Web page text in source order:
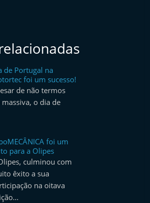
de Portugal na
foi um sucesso!
de não termos
o dia de
foi um
para a Olipes
culminou com
êxito a sua
na oitava